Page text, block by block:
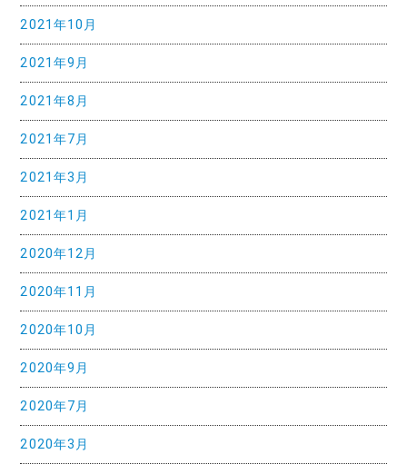
2021年10月
2021年9月
2021年8月
2021年7月
2021年3月
2021年1月
2020年12月
2020年11月
2020年10月
2020年9月
2020年7月
2020年3月